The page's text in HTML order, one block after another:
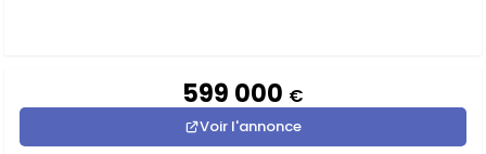
599 000 €
Voir l'annonce